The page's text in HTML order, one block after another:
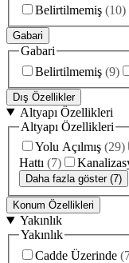
Belirtilmemiş (10)
Gabari
Gabari
Belirtilmemiş (9)
Dış Özellikler
Altyapı Özellikleri
Altyapı Özellikleri
Yolu Açılmış (29)
Hattı (7)
Daha fazla göster (7)
Konum Özellikleri
Yakınlık
Yakınlık
Cadde Üzerinde (